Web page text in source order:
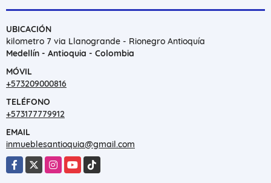
UBICACIÓN
kilometro 7 via Llanogrande - Rionegro Antioquía
Medellín - Antioquia - Colombia
MÓVIL
+573209000816
TELÉFONO
+573177779912
EMAIL
inmueblesantioquia@gmail.com
Facebook
X InstagramYouTubeTikTok